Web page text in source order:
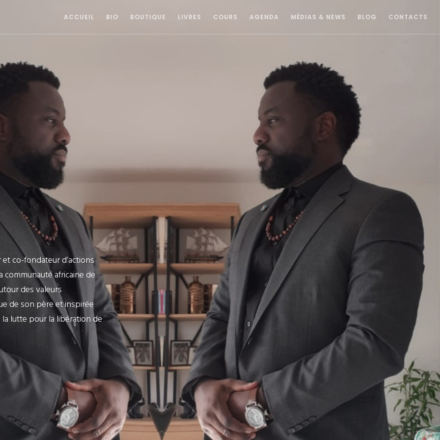
ACCUEIL BIO BOUTIQUE LIVRES COURS AGENDA MÉDIAS & NEWS BLOG CONTACTS
co-fondateur d’actions
africaine de
des valeurs
de son père et inspirée
lutte pour la libération de